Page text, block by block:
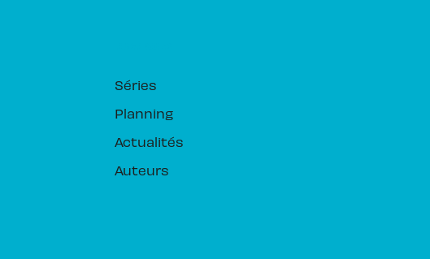
Séries
Planning
Actualités
Auteurs